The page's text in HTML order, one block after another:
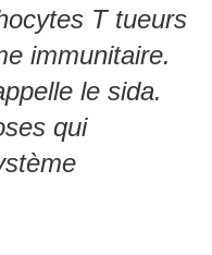
T tueurs
immunitaire.
le sida.
qui